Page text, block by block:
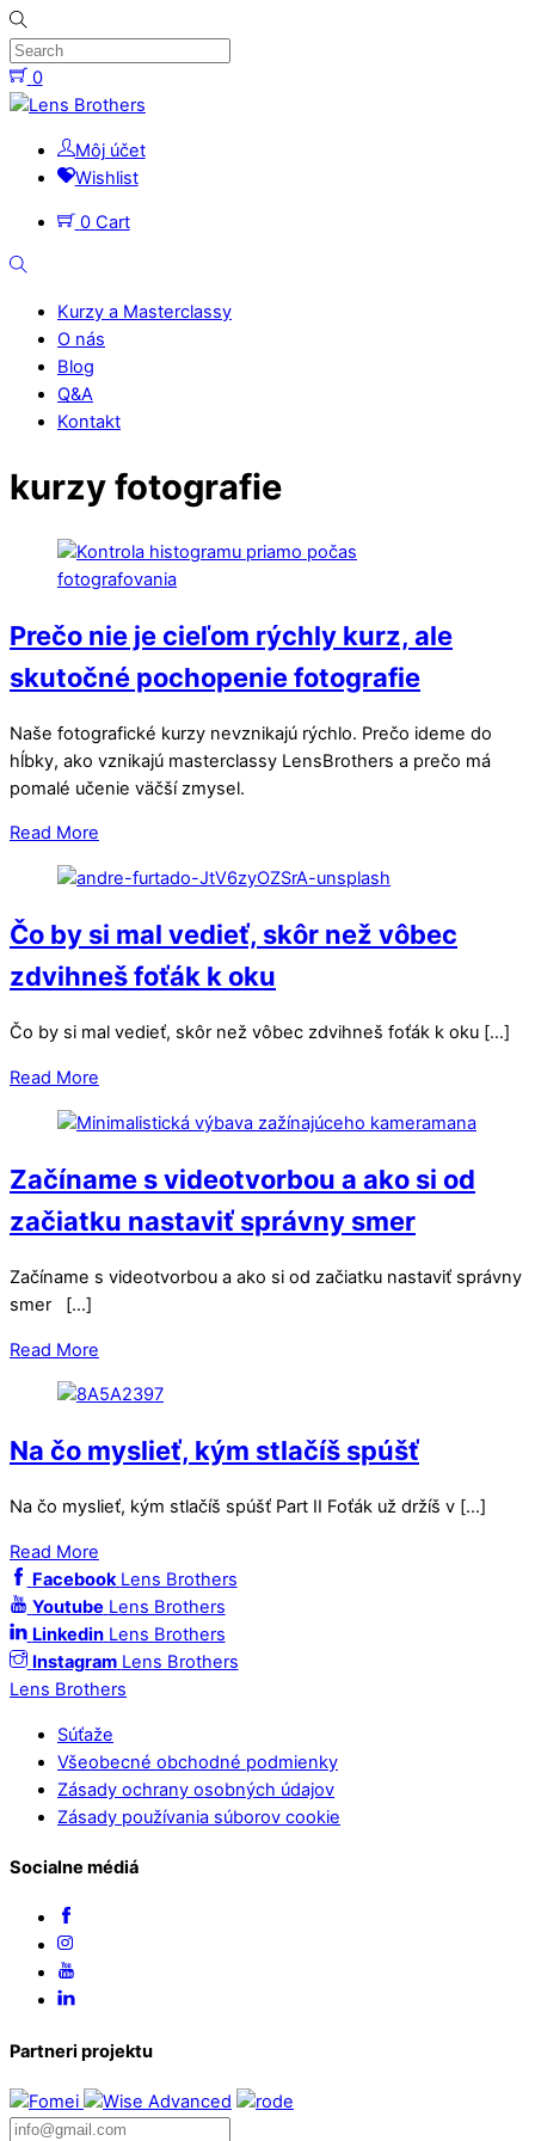
Skip
to
content
0
Menu
Môj účet
Wishlist
0 Cart
Search
Kurzy a Masterclassy
O nás
Blog
Q&A
Kontakt
Menu
kurzy fotografie
Prečo nie je cieľom rýchly kurz, ale
skutočné pochopenie fotografie
Naše fotografické kurzy nevznikajú rýchlo. Prečo ideme do
hĺbky, ako vznikajú masterclassy LensBrothers a prečo má
pomalé učenie väčší zmysel.
Read More
Čo by si mal vedieť, skôr než vôbec
zdvihneš foťák k oku
Čo by si mal vedieť, skôr než vôbec zdvihneš foťák k oku […]
Read More
Začíname s videotvorbou a ako si od
začiatku nastaviť správny smer
Začíname s videotvorbou a ako si od začiatku nastaviť správny
smer […]
Read More
Na čo myslieť, kým stlačíš spúšť
Na čo myslieť, kým stlačíš spúšť Part II Foťák už držíš v […]
Read More
Facebook Lens Brothers
Youtube Lens Brothers
Linkedin Lens Brothers
Instagram Lens Brothers
Lens Brothers
Súťaže
Všeobecné obchodné podmienky
Zásady ochrany osobných údajov
Zásady používania súborov cookie
Socialne médiá
Partneri projektu
Email